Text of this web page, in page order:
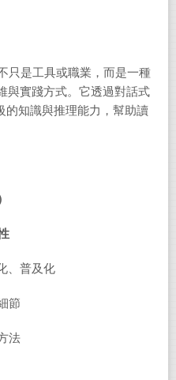
只是工具或職業，而是一種
與實踐方式。它透過對話式
的知識與推理能力，幫助讀
、普及化
節
法